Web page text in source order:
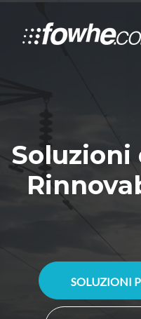
Soluzioni
SOLUZIONI